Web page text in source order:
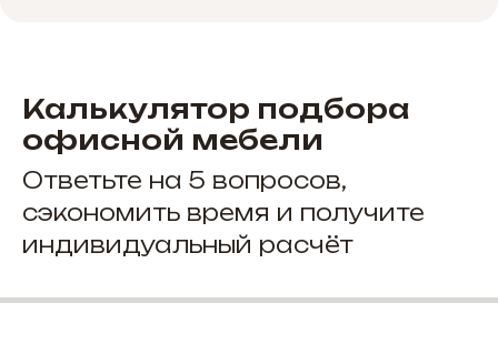
Калькулятор подбора
офисной мебели
Ответьте на 5 вопросов,
сэкономить время и получите
индивидуальный расчёт